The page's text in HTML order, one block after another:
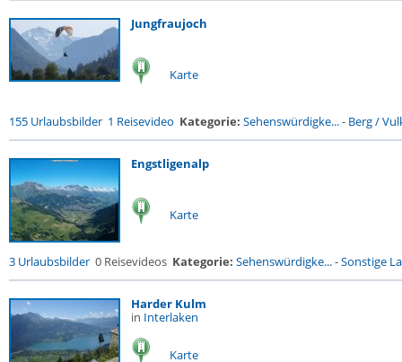
Jungfraujoch
Karte
155 Urlaubsbilder 1 Reisevideo Kategorie: Sehenswürdigke...- Berg /
Engstligenalp
Karte
3 Urlaubsbilder 0 Reisevideos Kategorie: Sehenswürdigke...-Sonstige
Harder Kulm
in Interlaken
Karte